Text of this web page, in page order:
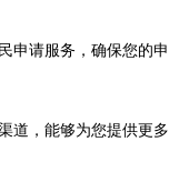
申请服务，确保您的申
道，能够为您提供更多